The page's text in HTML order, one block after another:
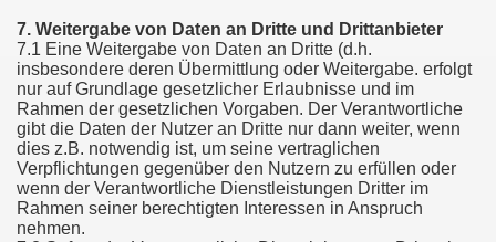
7. Weitergabe von Daten an Dritte und Drittanbieter
7.1 Eine Weitergabe von Daten an Dritte (d.h.
insbesondere deren Übermittlung oder Weitergabe. erfolgt
nur auf Grundlage gesetzlicher Erlaubnisse und im
Rahmen der gesetzlichen Vorgaben. Der Verantwortliche
gibt die Daten der Nutzer an Dritte nur dann weiter, wenn
dies z.B. notwendig ist, um seine vertraglichen
Verpflichtungen gegenüber den Nutzern zu erfüllen oder
wenn der Verantwortliche Dienstleistungen Dritter im
Rahmen seiner berechtigten Interessen in Anspruch
nehmen.